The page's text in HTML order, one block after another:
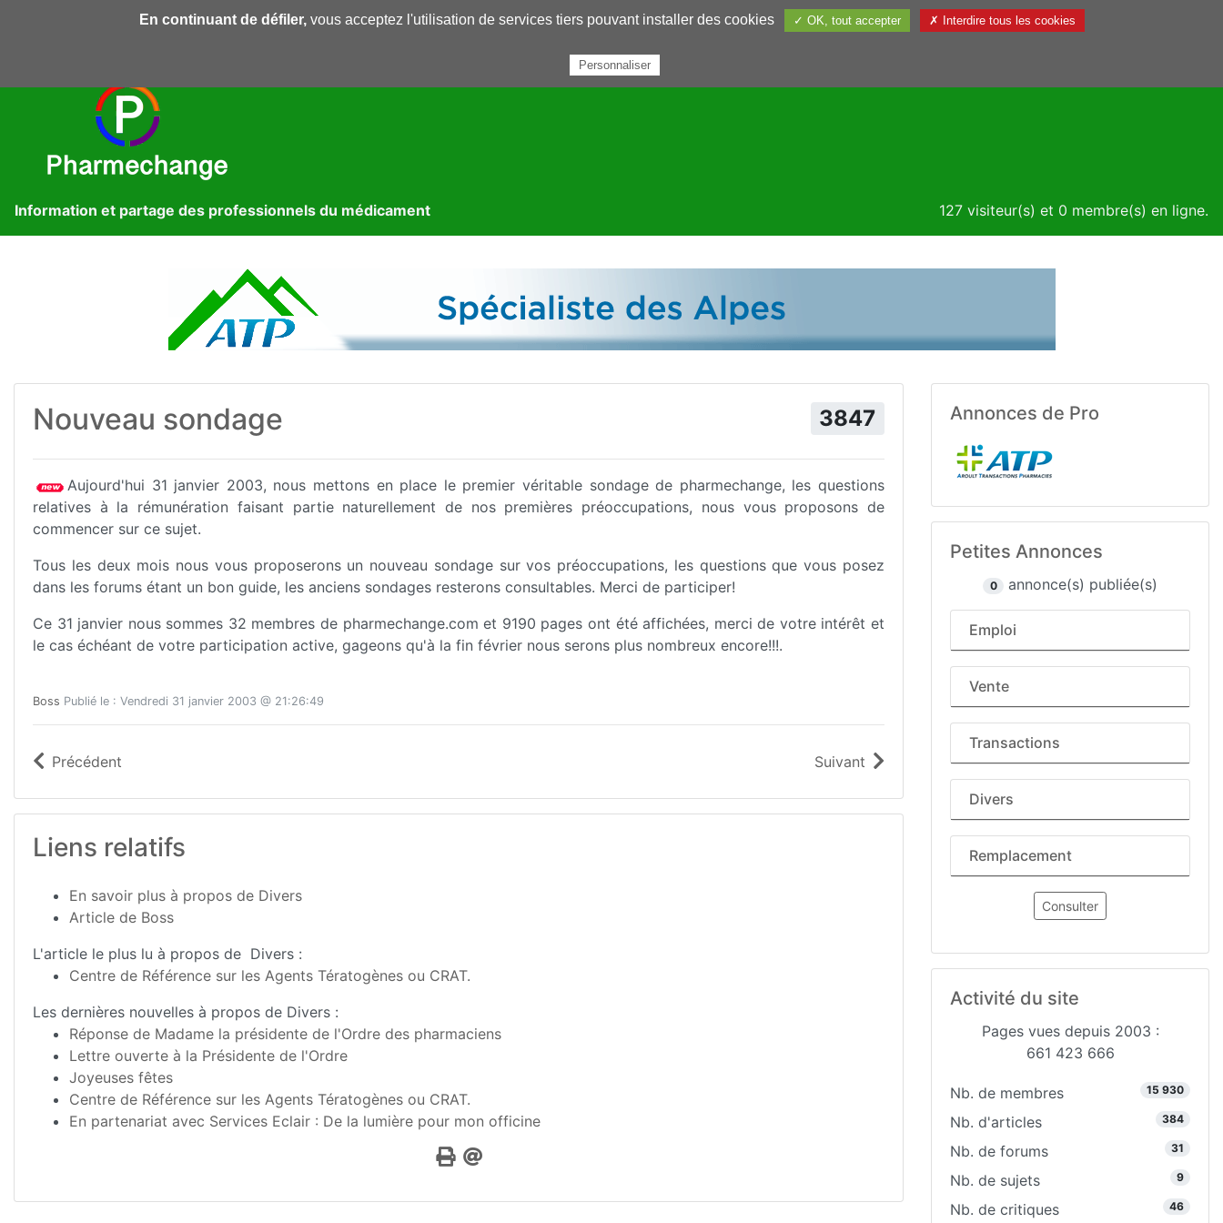
Pharmechange Forums Dossiers Presse Librairie Annuaires Petites annonces Nous contacter Utile
Information et partage des professionnels du médicament 127 visiteur(s) et 0 membre(s) en ligne.
Nouveau sondage 3847
Aujourd'hui 31 janvier 2003, nous mettons en place le premier véritable sondage de pharmechange, les questions
relatives à la rémunération faisant partie naturellement de nos premières préoccupations, nous vous proposons de
commencer sur ce sujet.
Tous les deux mois nous vous proposerons un nouveau sondage sur vos préoccupations, les questions que vous posez
dans les forums étant un bon guide, les anciens sondages resterons consultables. Merci de participer!
Ce 31 janvier nous sommes 32 membres de pharmechange.com et 9190 pages ont été affichées, merci de votre intérêt et
le cas échéant de votre participation active, gageons qu'à la fin février nous serons plus nombreux encore!!!.
Boss Publié le : Vendredi 31 janvier 2003 @ 21:26:49
Précédent Suivant
Liens relatifs
En savoir plus à propos de Divers
Article de Boss
L'article le plus lu à propos de Divers :
Centre de Référence sur les Agents Tératogènes ou CRAT.
Les dernières nouvelles à propos de Divers :
Réponse de Madame la présidente de l'Ordre des pharmaciens
Lettre ouverte à la Présidente de l'Ordre
Joyeuses fêtes
Centre de Référence sur les Agents Tératogènes ou CRAT.
En partenariat avec Services Eclair : De la lumière pour mon officine
Annonces de Pro
Petites Annonces
0 annonce(s) publiée(s)
Emploi
Vente
Transactions
Divers
Remplacement
Consulter
Activité du site
Pages vues depuis 2003 :
661 423 666
Nb. de membres 15 930
Nb. d'articles 384
Nb. de forums 31
Nb. de sujets 9
Nb. de critiques 46
En continuant de défiler,vous acceptez l'utilisation de services tiers pouvant installer des cookies ✓ OK, tout accepter ✗ Interdire tous les cookies
Personnaliser